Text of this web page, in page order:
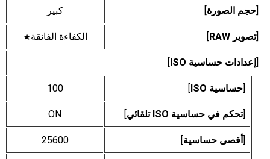
[حجم الصورة] كبير
[تصوير RAW ] الكفاءة الفائقةm
[إعدادات حساسية ISO ]
[حساسية ISO ]
100
[تحكم في حساسية ISO تلقائي ]
ON
[أقصى حساسية]
25600